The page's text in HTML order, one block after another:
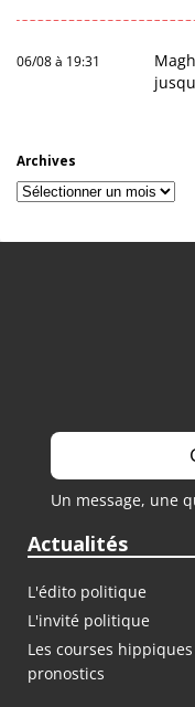
06/08 à 19:31
Archives
Archives
Un message, une
Actualités
L'édito politique
L'invité politique
Les courses
pronostics